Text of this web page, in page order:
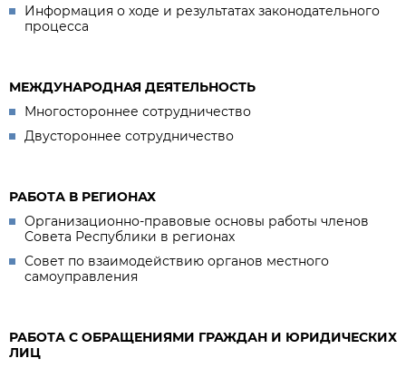
Информация о ходе и результатах законодательного
процесса
МЕЖДУНАРОДНАЯ ДЕЯТЕЛЬНОСТЬ
Многостороннее сотрудничество
Двустороннее сотрудничество
РАБОТА В РЕГИОНАХ
Организационно-правовые основы работы членов
Совета Республики в регионах
Совет по взаимодействию органов местного
самоуправления
РАБОТА С ОБРАЩЕНИЯМИ ГРАЖДАН И ЮРИДИЧЕСКИХ
ЛИЦ